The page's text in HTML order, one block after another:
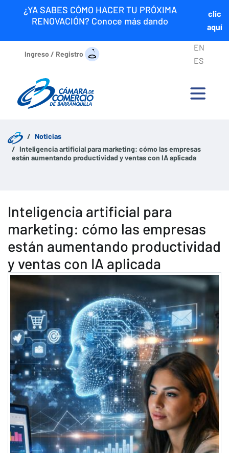
¿YA SABES CÓMO HACER TU PRÓXIMA
RENOVACIÓN? Conoce más dando
clic
aquí
Ingreso / Registro
EN
ES
Noticias
Inteligencia artificial para marketing: cómo las empresas
están aumentando productividad y ventas con IA aplicada
Inteligencia artificial para
marketing: cómo las empresas
están aumentando productividad
y ventas con IA aplicada